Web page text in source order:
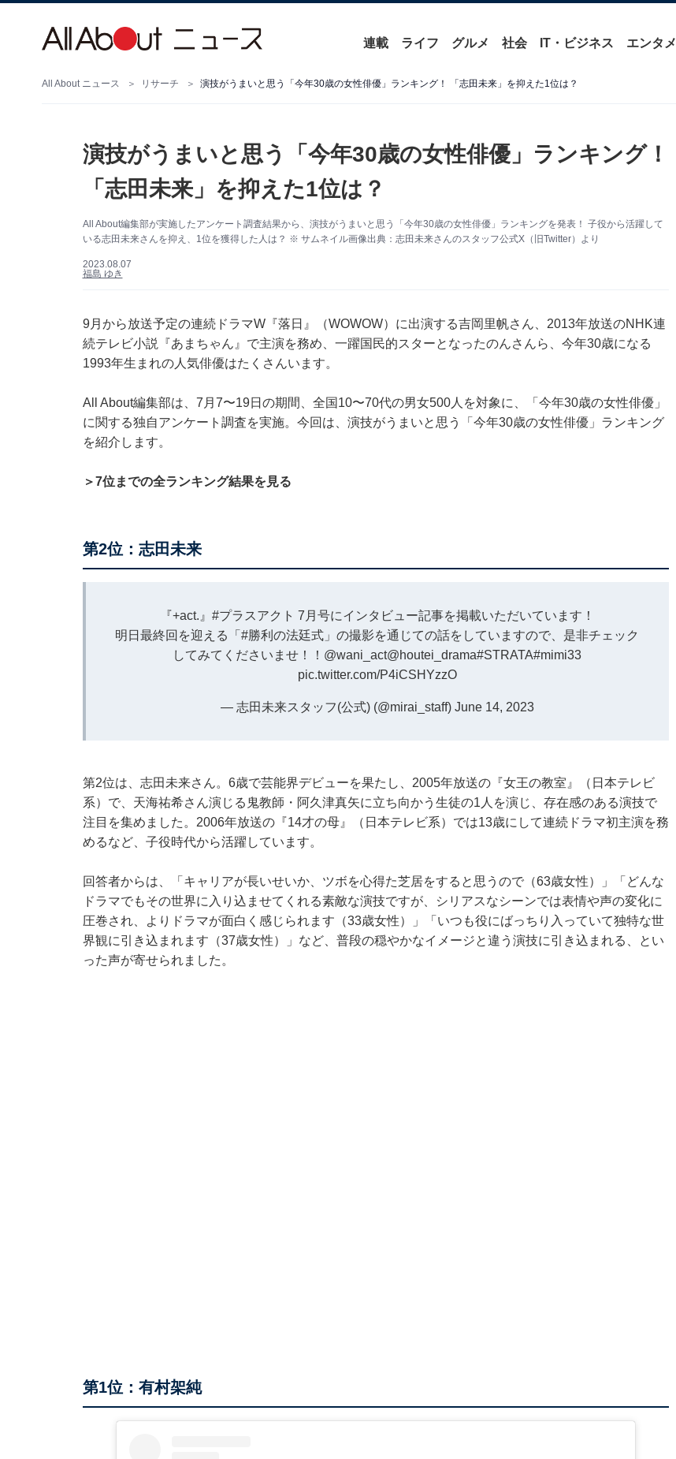
連載 ライフ グルメ 社会 IT・ビジネス エンタメ
All About ニュース リサーチ 演技がうまいと思う「今年30歳の女性俳優」ランキング！ 「志田未来」を抑えた1位は？
演技がうまいと思う「今年30歳の女性俳優」ランキング！
「志田未来」を抑えた1位は？
All About編集部が実施したアンケート調査結果から、演技がうまいと思う「今年30歳の女性俳優」ランキングを発表！ 子役から活躍して
いる志田未来さんを抑え、1位を獲得した人は？ ※ サムネイル画像出典：志田未来さんのスタッフ公式X（旧Twitter）より
2023.08.07
福島 ゆき
9月から放送予定の連続ドラマW『落日』（WOWOW）に出演する吉岡里帆さん、2013年放送のNHK連
続テレビ小説『あまちゃん』で主演を務め、一躍国民的スターとなったのんさんら、今年30歳になる
1993年生まれの人気俳優はたくさんいます。
All About編集部は、7月7〜19日の期間、全国10〜70代の男女500人を対象に、「今年30歳の女性俳優」
に関する独自アンケート調査を実施。今回は、演技がうまいと思う「今年30歳の女性俳優」ランキング
を紹介します。
＞7位までの全ランキング結果を見る
第2位：志田未来
『+act.』 #プラスアクト 7月号にインタビュー記事を掲載いただいています！
明日最終回を迎える「 #勝利の法廷式 」の撮影を通じての話をしていますので、是非チェック
してみてくださいませ！！ @wani_act@houtei_drama#STRATA#mimi33
pic.twitter.com/P4iCSHYzzO
— 志田未来スタッフ(公式) (@mirai_staff) June 14, 2023
第2位は、志田未来さん。6歳で芸能界デビューを果たし、2005年放送の『女王の教室』（日本テレビ
系）で、天海祐希さん演じる鬼教師・阿久津真矢に立ち向かう生徒の1人を演じ、存在感のある演技で
注目を集めました。2006年放送の『14才の母』（日本テレビ系）では13歳にして連続ドラマ初主演を務
めるなど、子役時代から活躍しています。
回答者からは、「キャリアが長いせいか、ツボを心得た芝居をすると思うので（63歳女性）」「どんな
ドラマでもその世界に入り込ませてくれる素敵な演技ですが、シリアスなシーンでは表情や声の変化に
圧巻され、よりドラマが面白く感じられます（33歳女性）」「いつも役にばっちり入っていて独特な世
界観に引き込まれます（37歳女性）」など、普段の穏やかなイメージと違う演技に引き込まれる、とい
った声が寄せられました。
第1位：有村架純